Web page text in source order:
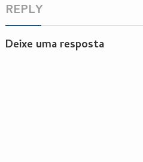
REPLY
Deixe uma resposta